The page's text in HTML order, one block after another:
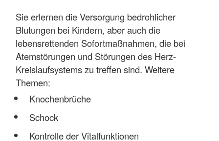
Sie erlernen die Versorgung bedrohlicher
Blutungen bei Kindern, aber auch die
lebensrettenden Sofortmaßnahmen, die bei
Atemstörungen und Störungen des Herz-
Kreislaufsystems zu treffen sind. Weitere
Themen:
Knochenbrüche
Schock
Kontrolle der Vitalfunktionen